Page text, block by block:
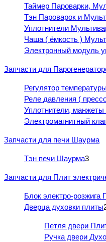
Таймер Пароварки,
Тэн Пароварок и
Уплотнители
Чаша ( ёмкость )
Электронный модуль
Запчасти для
Регулятор
Реле давления (
Уплотнители, манжеты
Электромагнитный
Запчасти для печи Шаурма
Тэн печи Шаурма3
Запчасти для Плит
Блок электро-розжига
Дверца духовки плиты
Петля двери
Ручка двери